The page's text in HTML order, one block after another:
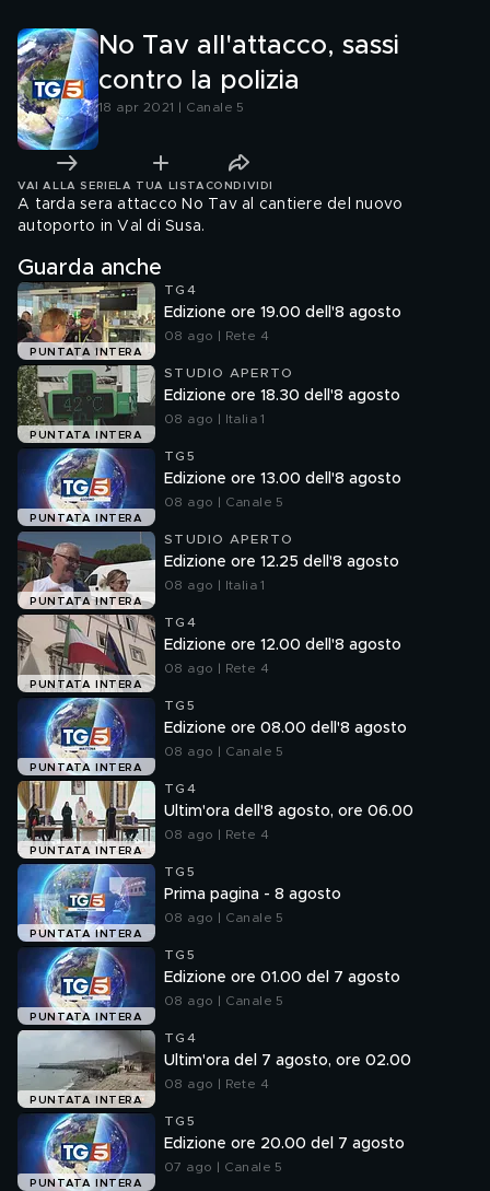
No Tav all'attacco, sassi
contro la polizia
18 apr 2021 | Canale 5
VAI ALLA SERIE LA TUA LISTA CONDIVIDI
A tarda sera attacco No Tav al cantiere del nuovo
autoporto in Val di Susa.
Guarda anche
PUNTATA INTERA
TG4
Edizione ore 19.00 dell'8 agosto
08 ago | Rete 4
PUNTATA INTERA
STUDIO APERTO
Edizione ore 18.30 dell'8 agosto
08 ago | Italia 1
PUNTATA INTERA
TG5
Edizione ore 13.00 dell'8 agosto
08 ago | Canale 5
PUNTATA INTERA
STUDIO APERTO
Edizione ore 12.25 dell'8 agosto
08 ago | Italia 1
PUNTATA INTERA
TG4
Edizione ore 12.00 dell'8 agosto
08 ago | Rete 4
PUNTATA INTERA
TG5
Edizione ore 08.00 dell'8 agosto
08 ago | Canale 5
PUNTATA INTERA
TG4
Ultim'ora dell'8 agosto, ore 06.00
08 ago | Rete 4
PUNTATA INTERA
TG5
Prima pagina - 8 agosto
08 ago | Canale 5
PUNTATA INTERA
TG5
Edizione ore 01.00 del 7 agosto
08 ago | Canale 5
PUNTATA INTERA
TG4
Ultim'ora del 7 agosto, ore 02.00
08 ago | Rete 4
PUNTATA INTERA
TG5
Edizione ore 20.00 del 7 agosto
07 ago | Canale 5